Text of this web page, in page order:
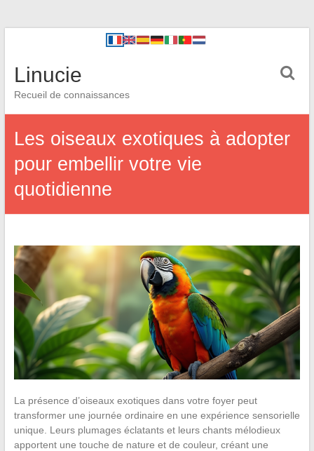
Linucie
Recueil de connaissances
Les oiseaux exotiques à adopter
pour embellir votre vie
quotidienne
La présence d’oiseaux exotiques dans votre foyer peut
transformer une journée ordinaire en une expérience sensorielle
unique. Leurs plumages éclatants et leurs chants mélodieux
apportent une touche de nature et de couleur, créant une